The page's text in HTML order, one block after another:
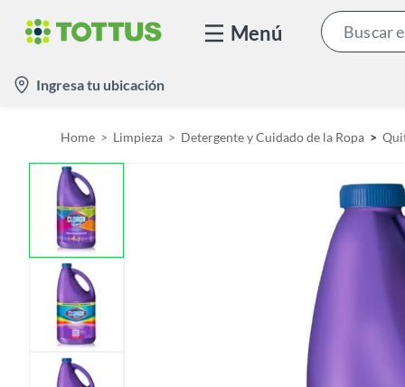
Menú
Ingresa tu ubicación
Home Limpieza Detergente y Cuidado de la Ropa